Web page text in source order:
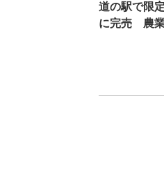
道の駅で限
に完売 農業